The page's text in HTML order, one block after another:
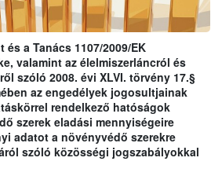
és a Tanács 1107/2009/EK
valamint az élelmiszerláncról és
szóló 2008. évi XLVI. törvény 17.§
az engedélyek jogosultjainak
rendelkező hatóságok
szerek eladási mennyiségeire
adatot a növényvédő szerekre
szóló közösségi jogszabályokkal